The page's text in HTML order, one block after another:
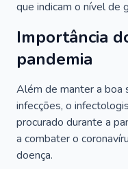
que indicam o nível de
Importância
pandemia
Além de manter a boa
infecções, o
procurado durante a
a combater o
doença.